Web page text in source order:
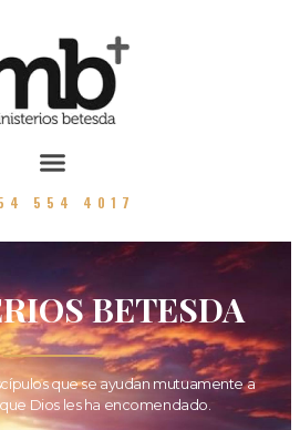
554 4017
BETESDA
que se ayudan mutuamente a
Dios les ha encomendado.